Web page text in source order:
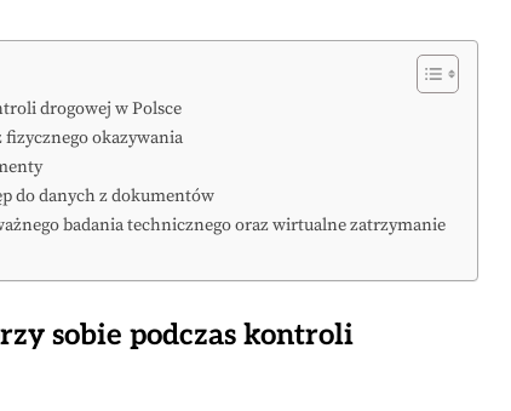
drogowej w Polsce
fizycznego okazywania
do danych z dokumentów
badania technicznego oraz wirtualne zatrzymanie
sobie podczas kontroli